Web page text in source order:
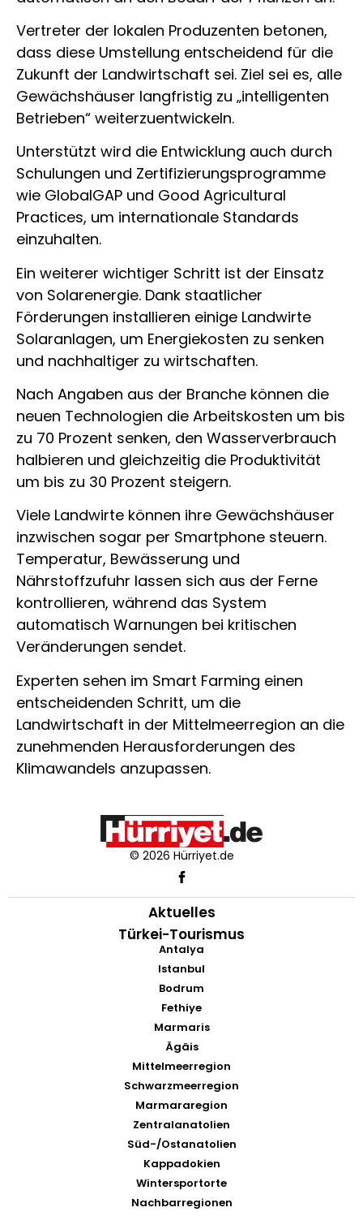
Vertreter der lokalen Produzenten betonen,
dass diese Umstellung entscheidend für die
Zukunft der Landwirtschaft sei. Ziel sei es, alle
Gewächshäuser langfristig zu „intelligenten
Betrieben“ weiterzuentwickeln.
Unterstützt wird die Entwicklung auch durch
Schulungen und Zertifizierungsprogramme
wie GlobalGAP und Good Agricultural
Practices, um internationale Standards
einzuhalten.
Ein weiterer wichtiger Schritt ist der Einsatz
von Solarenergie. Dank staatlicher
Förderungen installieren einige Landwirte
Solaranlagen, um Energiekosten zu senken
und nachhaltiger zu wirtschaften.
Nach Angaben aus der Branche können die
neuen Technologien die Arbeitskosten um bis
zu 70 Prozent senken, den Wasserverbrauch
halbieren und gleichzeitig die Produktivität
um bis zu 30 Prozent steigern.
Viele Landwirte können ihre Gewächshäuser
inzwischen sogar per Smartphone steuern.
Temperatur, Bewässerung und
Nährstoffzufuhr lassen sich aus der Ferne
kontrollieren, während das System
automatisch Warnungen bei kritischen
Veränderungen sendet.
Experten sehen im Smart Farming einen
entscheidenden Schritt, um die
Landwirtschaft in der Mittelmeerregion an die
zunehmenden Herausforderungen des
Klimawandels anzupassen.
© 2026 Hürriyet.de
Aktuelles
Türkei-Tourismus
Antalya
Istanbul
Bodrum
Fethiye
Marmaris
Ägäis
Mittelmeerregion
Schwarzmeerregion
Marmararegion
Zentralanatolien
Süd-/Ostanatolien
Kappadokien
Wintersportorte
Nachbarregionen